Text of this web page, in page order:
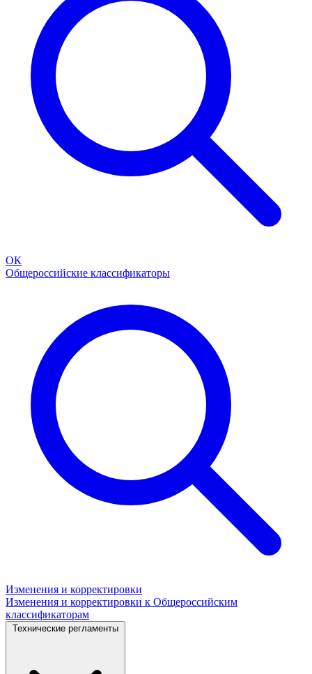
ОК
Общероссийские классификаторы
Изменения и корректировки
Изменения и корректировки к Общероссийским
классификаторам
Технические регламенты